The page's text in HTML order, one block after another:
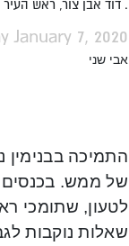
. דוד אבן צור, ראש העיר
January 7, 2020
אבי שני
התמיכה בבנימין
של ממש. בכנסים
לטעון, שתומכי
שאלות נוקבות